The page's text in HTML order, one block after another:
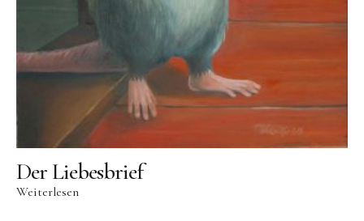
Der Liebesbrief
Weiterlesen